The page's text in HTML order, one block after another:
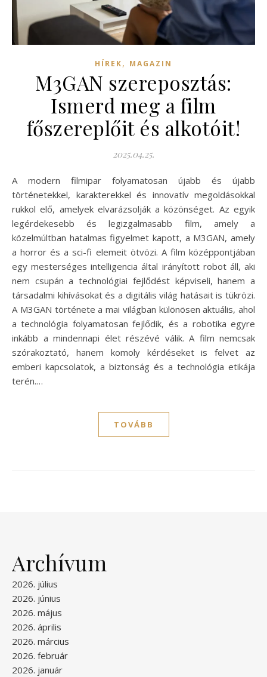
HÍREK, MAGAZIN
M3GAN szereposztás:
Ismerd meg a film
főszereplőit és alkotóit!
2025.04.25.
A modern filmipar folyamatosan újabb és újabb
történetekkel, karakterekkel és innovatív megoldásokkal
rukkol elő, amelyek elvarázsolják a közönséget. Az egyik
legérdekesebb és legizgalmasabb film, amely a
közelmúltban hatalmas figyelmet kapott, a M3GAN, amely
a horror és a sci-fi elemeit ötvözi. A film középpontjában
egy mesterséges intelligencia által irányított robot áll, aki
nem csupán a technológiai fejlődést képviseli, hanem a
társadalmi kihívásokat és a digitális világ hatásait is tükrözi.
A M3GAN története a mai világban különösen aktuális, ahol
a technológia folyamatosan fejlődik, és a robotika egyre
inkább a mindennapi élet részévé válik. A film nemcsak
szórakoztató, hanem komoly kérdéseket is felvet az
emberi kapcsolatok, a biztonság és a technológia etikája
terén.…
TOVÁBB
Archívum
2026. július
2026. június
2026. május
2026. április
2026. március
2026. február
2026. január